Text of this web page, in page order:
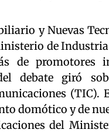
y Nuevas
de
de promotores
debate giró
(TIC).
domótico y de
del